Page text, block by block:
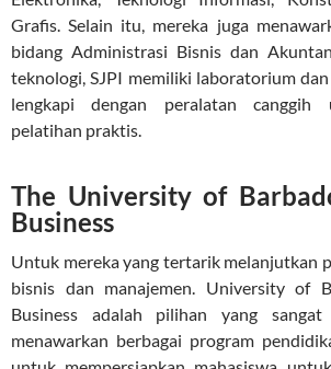
Grafis. Selain itu, mereka juga
bidang Administrasi Bisnis dan
teknologi, SJPI memiliki laboratorium
lengkapi dengan peralatan canggih
pelatihan praktis.
The University of
Business
Untuk mereka yang tertarik melanjutkan
bisnis dan manajemen. University of
Business adalah pilihan yang
menawarkan berbagai program